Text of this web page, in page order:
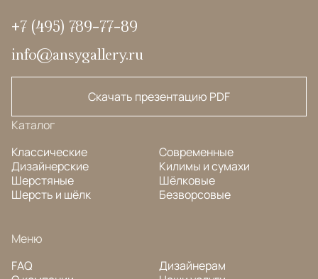
+7 (495) 789-77-89
info@ansygallery.ru
Скачать презентацию PDF
Каталог
Классические
Дизайнерские
Шерстяные
Шерсть и шёлк
Современные
Килимы и сумахи
Шёлковые
Безворсовые
Меню
FAQ
Дизайнерам